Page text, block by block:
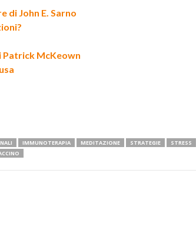
di John E. Sarno
McKeown
IMMUNOTERAPIA MEDITAZIONE STRATEGIE
STRESS